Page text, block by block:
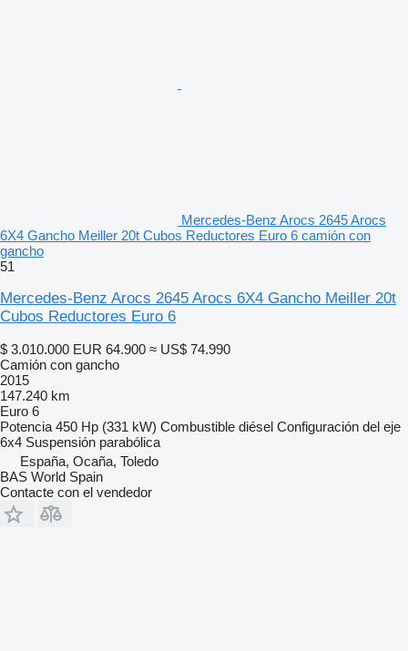
Mercedes-Benz Arocs 2645 Arocs
6X4 Gancho Meiller 20t Cubos Reductores Euro 6 camión con
gancho
51
Mercedes-Benz Arocs 2645 Arocs 6X4 Gancho Meiller 20t
Cubos Reductores Euro 6
$ 3.010.000 EUR 64.900 ≈ US$ 74.990
Camión con gancho
2015
147.240 km
Euro 6
Potencia 450 Hp (331 kW) Combustible diésel Configuración del eje
6x4 Suspensión parabólica
España, Ocaña, Toledo
BAS World Spain
Contacte con el vendedor